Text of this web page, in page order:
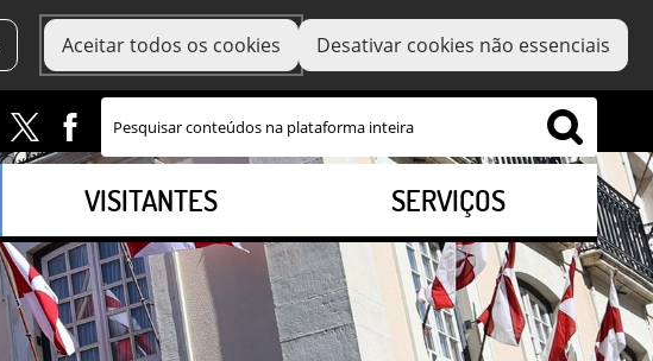
Aceitar todos os cookies Desativar cookies não essenciais
VISITANTES SERVIÇOS